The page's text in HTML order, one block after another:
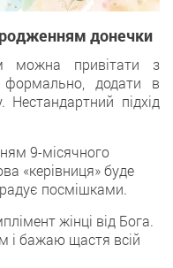
донечки
можна привітати з
додати в
підхід
9-місячного
«керівниця» буде
посмішками.
жінці від Бога.
і бажаю щастя всій